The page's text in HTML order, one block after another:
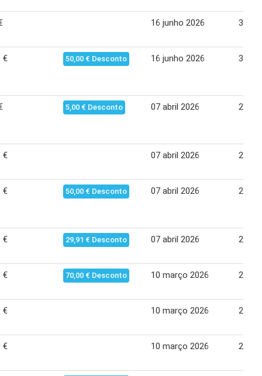
16 junho 2026 30
€ 50,00 € Desconto 16 junho 2026 30
5,00 € Desconto 07 abril 2026 21
€ 07 abril 2026 21
€ 50,00 € Desconto 07 abril 2026 21
€ 29,91 € Desconto 07 abril 2026 21
€ 70,00 € Desconto 10 março 2026 25
€ 10 março 2026 25
€ 10 março 2026 25